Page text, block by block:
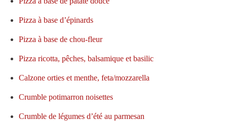
Pizza à base d’épinards
Pizza à base de chou-fleur
Pizza ricotta, pêches, balsamique et basilic
Calzone orties et menthe, feta/mozzarella
Crumble potimarron noisettes
Crumble de légumes d’été au parmesan